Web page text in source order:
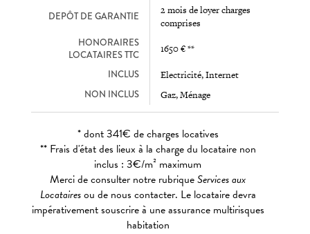
DEPÔT DE GARANTIE
2 mois de loyer charges
comprises
HONORAIRES
LOCATAIRES TTC
1650 € **
INCLUS Electricité, Internet
NON INCLUS Gaz, Ménage
* dont 341€ de charges locatives
** Frais d'état des lieux à la charge du locataire non
inclus : 3€/m² maximum
Merci de consulter notre rubriqueServices aux
Locatairesou de nous contacter. Le locataire devra
impérativement souscrire à une assurance multirisques
habitation